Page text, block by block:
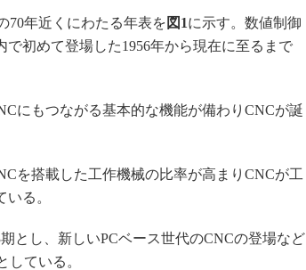
年近くにわたる年表を 図1に示す。数値制御
初めて登場した1956年から現在に至るまで
にもつながる基本的な機能が備わりCNCが誕
を搭載した工作機械の比率が高まりCNCが工
る。
とし、新しいPCベース世代のCNCの登場など
している。